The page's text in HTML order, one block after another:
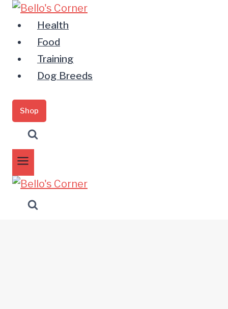
Zum
Inhalt
springen
Health
Food
Training
Dog Breeds
Shop